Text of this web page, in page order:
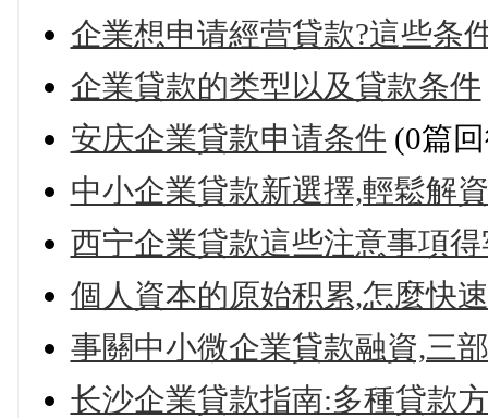
企業想申请經营貸款?這些条
企業貸款的类型以及貸款条件
安庆企業貸款申请条件 (0篇
中小企業貸款新選擇,輕鬆解
西宁企業貸款這些注意事項
個人資本的原始积累,怎麼快
事關中小微企業貸款融資,三
长沙企業貸款指南:多種貸款